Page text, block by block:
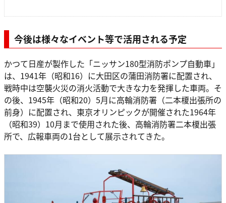
今後は様々なイベント等で活用される予定
かつて日産が製作した「ニッサン180型消防ポンプ自動車」
は、1941年（昭和16）に大田区の蒲田消防署に配置され、
戦時中は空襲火災の消火活動で大きな力を発揮した車両。そ
の後、1945年（昭和20）5月に高輪消防署（二本榎出張所の
前身）に配置され、東京オリンピックが開催された1964年
（昭和39）10月まで使用された後、高輪消防署二本榎出張
所で、広報車両の1台として展示されてきた。